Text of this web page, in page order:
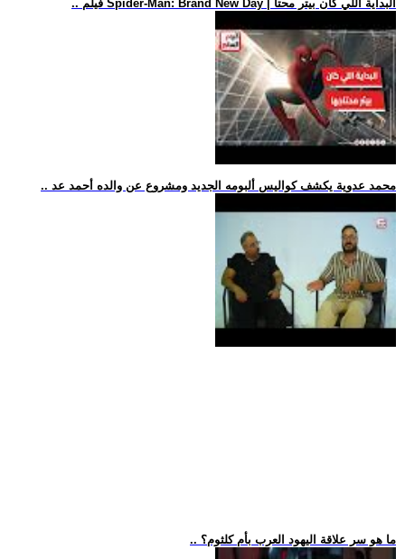
.. فيلم Spider-Man: Brand New Day | البداية اللي كان بيتر محتا
.. محمد عدوية يكشف كواليس ألبومه الجديد ومشروع عن والده أحمد عد
.. ما هو سر علاقة اليهود العرب بأم كلثوم؟